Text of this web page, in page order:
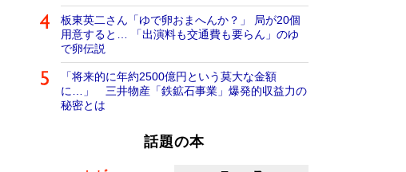
板東英二さん「ゆで卵おまへんか？」 局が20個
用意すると… 「出演料も交通費も要らん」のゆ
で卵伝説
「将来的に年約2500億円という莫大な金額
に…」 三井物産「鉄鉱石事業」爆発的収益力の
秘密とは
話題の本